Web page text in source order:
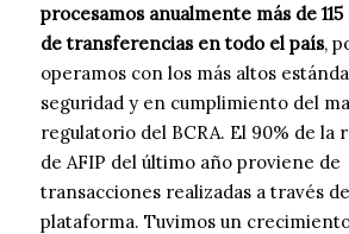
procesamos anualmente más de
de transferencias en todo el país,
operamos con los más altos
seguridad y en cumplimiento del
regulatorio del BCRA. El 90% de la
de AFIP del último año proviene de
transacciones realizadas a través
plataforma. Tuvimos un